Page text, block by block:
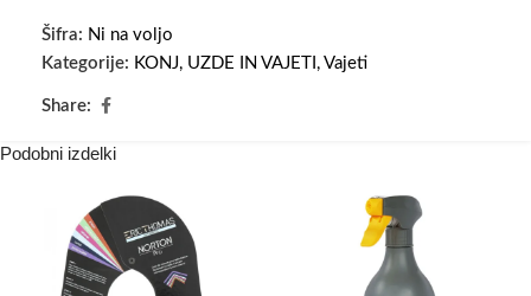
Šifra: Ni na voljo
Kategorije: KONJ, UZDE IN VAJETI , Vajeti
Share:
Podobni izdelki